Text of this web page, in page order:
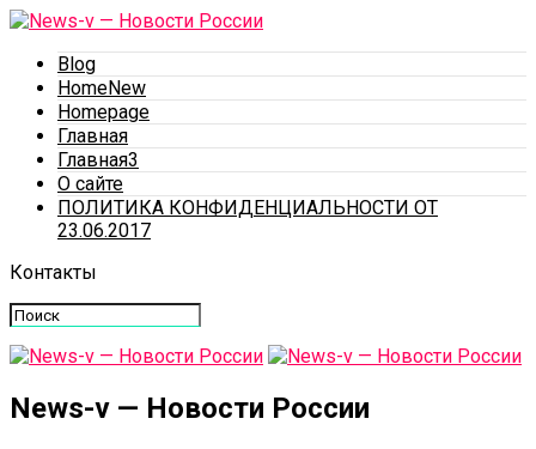
Blog
HomeNew
Homepage
Главная
Главная3
О сайте
ПОЛИТИКА КОНФИДЕНЦИАЛЬНОСТИ ОТ
23.06.2017
Контакты
News-v — Новости России